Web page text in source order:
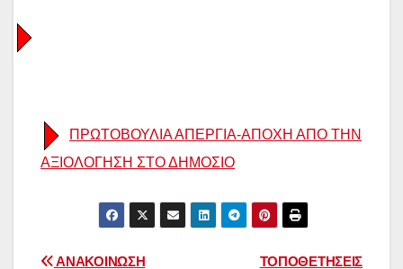
ΠΡΩΤΟΒΟΥΛΙΑ ΑΠΕΡΓΙΑ-ΑΠΟΧΗ ΑΠΟ ΤΗΝ
ΑΞΙΟΛΟΓΗΣΗ ΣΤΟ ΔΗΜΟΣΙΟ
ΤΟΠΟΘΕΤΗΣΕΙΣ
ΑΝΑΚΟΙΝΩΣΗ